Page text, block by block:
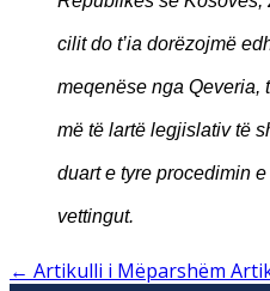
cilit do t’ia dorëzojmë
meqenëse nga Qeveria,
më të lartë legjislativ të
duart e tyre procedimin
vettingut.
← Artikulli i Mëparshëm